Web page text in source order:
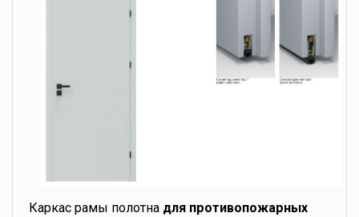
Каркас рамы полотна для противопожарных